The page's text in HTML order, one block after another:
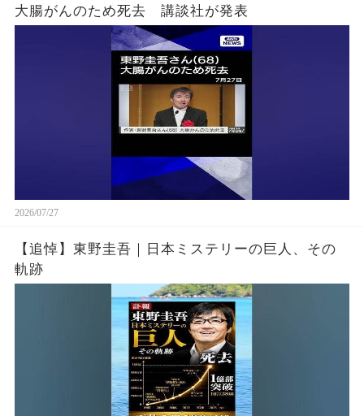
大腸がんのため死去 講談社が発表
2026/07/27
【追悼】東野圭吾｜日本ミステリーの巨人、その
軌跡